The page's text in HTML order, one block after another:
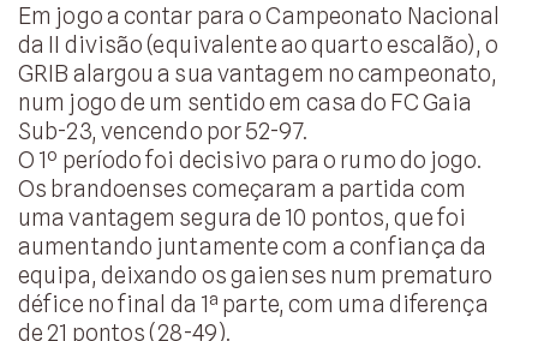
Em jogo a contar para o Campeonato Nacional
da II divisão (equivalente ao quarto escalão), o
GRIB alargou a sua vantagem no campeonato,
num jogo de um sentido em casa do FC Gaia
Sub-23, vencendo por 52-97.
O 1º período foi decisivo para o rumo do jogo.
Os brandoenses começaram a partida com
uma vantagem segura de 10 pontos, que foi
aumentando juntamente com a confiança da
equipa, deixando os gaienses num prematuro
défice no final da 1ª parte, com uma diferença
de 21 pontos (28-49).